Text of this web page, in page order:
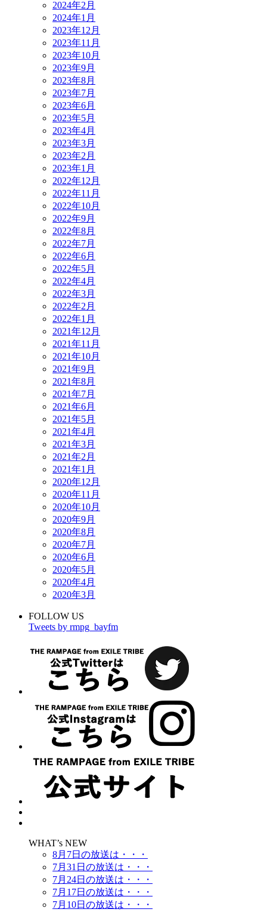
2024年2月
2024年1月
2023年12月
2023年11月
2023年10月
2023年9月
2023年8月
2023年7月
2023年6月
2023年5月
2023年4月
2023年3月
2023年2月
2023年1月
2022年12月
2022年11月
2022年10月
2022年9月
2022年8月
2022年7月
2022年6月
2022年5月
2022年4月
2022年3月
2022年2月
2022年1月
2021年12月
2021年11月
2021年10月
2021年9月
2021年8月
2021年7月
2021年6月
2021年5月
2021年4月
2021年3月
2021年2月
2021年1月
2020年12月
2020年11月
2020年10月
2020年9月
2020年8月
2020年7月
2020年6月
2020年5月
2020年4月
2020年3月
FOLLOW US
Tweets by rmpg_bayfm
WHAT’s NEW
8月7日の放送は・・・
7月31日の放送は・・・
7月24日の放送は・・・
7月17日の放送は・・・
7月10日の放送は・・・